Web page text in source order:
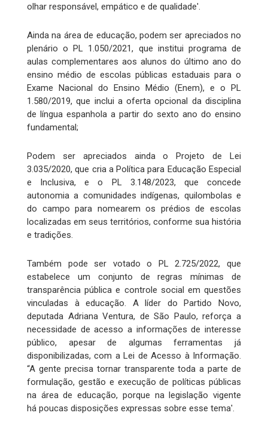
olhar responsável, empático e de qualidade'.
Ainda na área de educação, podem ser apreciados no
plenário o PL 1.050/2021, que institui programa de
aulas complementares aos alunos do último ano do
ensino médio de escolas públicas estaduais para o
Exame Nacional do Ensino Médio (Enem), e o PL
1.580/2019, que inclui a oferta opcional da disciplina
de língua espanhola a partir do sexto ano do ensino
fundamental;
Podem ser apreciados ainda o Projeto de Lei
3.035/2020, que cria a Política para Educação Especial
e Inclusiva, e o PL 3.148/2023, que concede
autonomia a comunidades indígenas, quilombolas e
do campo para nomearem os prédios de escolas
localizadas em seus territórios, conforme sua história
e tradições.
Também pode ser votado o PL 2.725/2022, que
estabelece um conjunto de regras mínimas de
transparência pública e controle social em questões
vinculadas à educação. A líder do Partido Novo,
deputada Adriana Ventura, de São Paulo, reforça a
necessidade de acesso a informações de interesse
público, apesar de algumas ferramentas já
disponibilizadas, com a Lei de Acesso à Informação.
“A gente precisa tornar transparente toda a parte de
formulação, gestão e execução de políticas públicas
na área de educação, porque na legislação vigente
há poucas disposições expressas sobre esse tema'.